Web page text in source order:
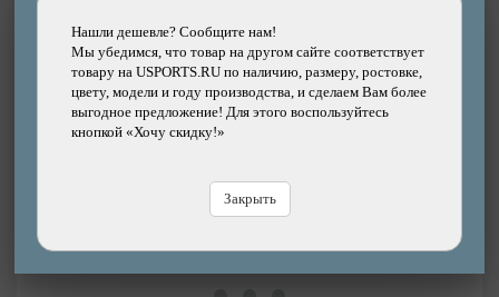
Нашли дешевле? Сообщите нам!
Мы убедимся, что товар на другом сайте соответствует
товару на USPORTS.RU по наличию, размеру, ростовке,
цвету, модели и году производства, и сделаем Вам более
выгодное предложение! Для этого воспользуйтесь
кнопкой «Хочу скидку!»
Закрыть
Подробнее
Выжимка цепи ICETOOLZ Pro Shop Chain Tool
для 1/2"x3/16" цепей 62B7
Бренд: ICETOOLZ